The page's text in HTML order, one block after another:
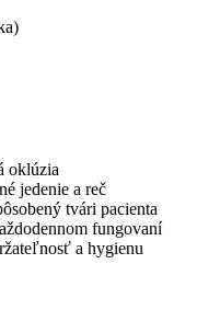
oklúzia
jedenie a reč
tvári pacienta
fungovaní
a hygienu